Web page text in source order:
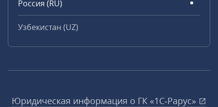
Россия (RU)
Узбекистан (UZ)
Юридическая информация о ГК «1С‑Рарус»